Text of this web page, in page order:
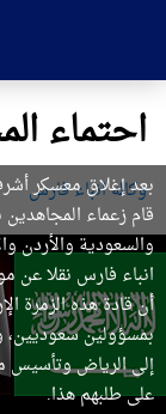
احتماء
وکاله انباء فارس
بعد إغلاق معسكر
قام زعماء
والسعودية والأردن
انباء فارس نقلا عن
أن قادة هذه الزمرة
بمسؤولين سعوديين،
إلى الرياض وتأسيس
على طلبهم هذا.